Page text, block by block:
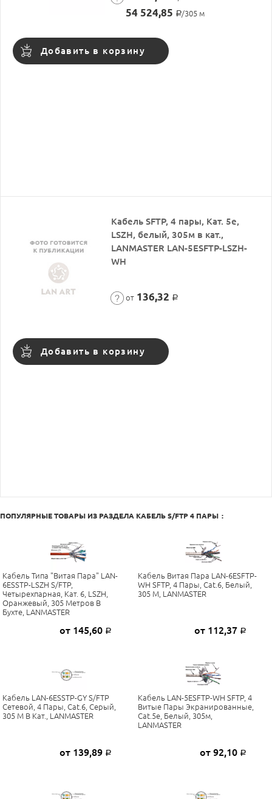
54 524,85 Р/305 м
Добавить в корзину
Кабель SFTP, 4 пары, Кат. 5e,
LSZH, белый, 305м в кат.,
LANMASTER LAN-5ESFTP-LSZH-
WH
от 136,32 Р
Добавить в корзину
ПОПУЛЯРНЫЕ ТОВАРЫ ИЗ РАЗДЕЛА КАБЕЛЬ S/FTP 4 ПАРЫ :
Кабель Типа "Витая Пара" LAN-
6ESSTP-LSZH S/FTP,
Четырехпарная, Кат. 6, LSZH,
Оранжевый, 305 Метров В
Бухте, LANMASTER
от 145,60 Р
Кабель Витая Пара LAN-6ESFTP-
WH SFTP, 4 Пары, Cat.6, Белый,
305 М, LANMASTER
от 112,37 Р
Кабель LAN-6ESSTP-GY S/FTP
Сетевой, 4 Пары, Cat.6, Серый,
305 М В Кат., LANMASTER
от 139,89 Р
Кабель LAN-5ESFTP-WH SFTP, 4
Витые Пары Экранированные,
Cat.5e, Белый, 305м,
LANMASTER
от 92,10 Р